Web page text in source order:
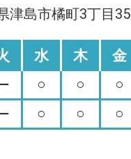
津島市橘町3丁目35
水 木 金
○ ○ ○
○ ○ ○